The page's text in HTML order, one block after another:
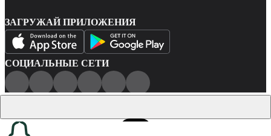
ЗАГРУЖАЙ ПРИЛОЖЕНИЯ
СОЦИАЛЬНЫЕ СЕТИ
Политика конфиденциальности
Карта сайта